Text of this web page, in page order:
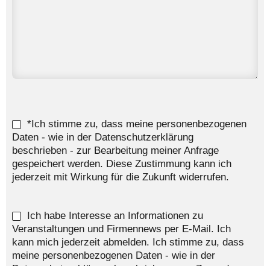
*Ich stimme zu, dass meine personenbezogenen
Daten - wie in der Datenschutzerklärung
beschrieben - zur Bearbeitung meiner Anfrage
gespeichert werden. Diese Zustimmung kann ich
jederzeit mit Wirkung für die Zukunft widerrufen.
Ich habe Interesse an Informationen zu
Veranstaltungen und Firmennews per E-Mail. Ich
kann mich jederzeit abmelden. Ich stimme zu, dass
meine personenbezogenen Daten - wie in der